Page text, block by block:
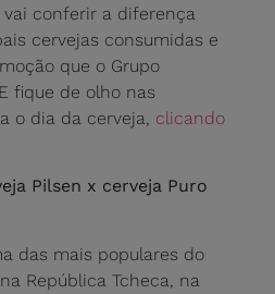
vai conferir a diferença
cervejas consumidas e
que o Grupo
fique de olho nas
o dia da cerveja, clicando
Pilsen x cerveja Puro
das mais populares do
República Tcheca, na